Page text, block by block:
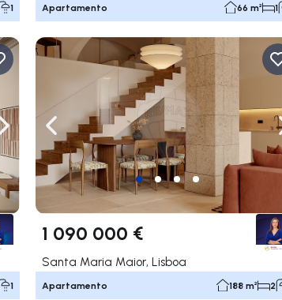
1 Apartamento 66 m² 1
Navegação para a direita
1
Navegação para a esquerda
1 090 000 €
Santa Maria Maior, Lisboa
Apartamento 188 m² 2